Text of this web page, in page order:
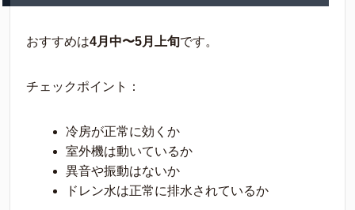
おすすめは4月中〜5月上旬です。
チェックポイント：
冷房が正常に効くか
室外機は動いているか
異音や振動はないか
ドレン水は正常に排水されているか